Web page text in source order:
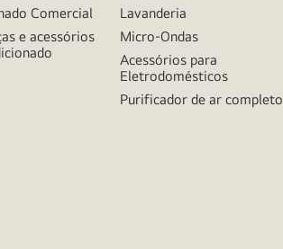
Comercial
e acessórios
Lavanderia
Micro-Ondas
Acessórios para
Eletrodomésticos
Purificador de ar completo